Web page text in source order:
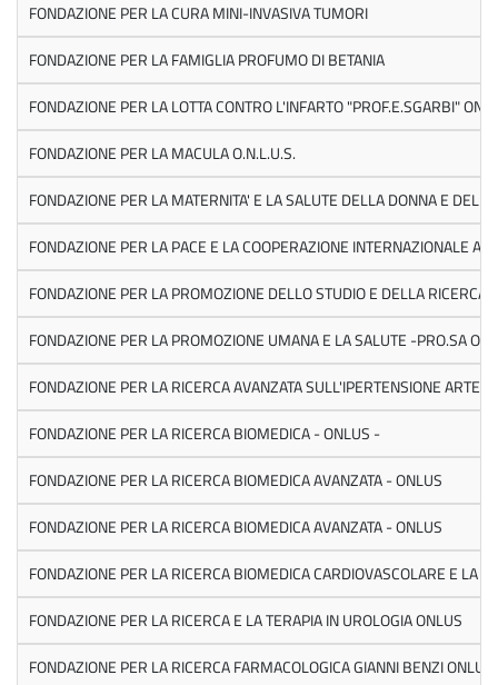
FONDAZIONE PER LA CURA MINI-INVASIVA TUMORI
FONDAZIONE PER LA FAMIGLIA PROFUMO DI BETANIA
FONDAZIONE PER LA LOTTA CONTRO L'INFARTO "PROF.E.SGARBI"
FONDAZIONE PER LA MACULA O.N.L.U.S.
FONDAZIONE PER LA MATERNITA' E LA SALUTE DELLA DONNA E DEL
FONDAZIONE PER LA PACE E LA COOPERAZIONE INTERNAZIONALE
FONDAZIONE PER LA PROMOZIONE DELLO STUDIO E DELLA RICERCA
FONDAZIONE PER LA PROMOZIONE UMANA E LA SALUTE -PRO.SA
FONDAZIONE PER LA RICERCA AVANZATA SULL'IPERTENSIONE
FONDAZIONE PER LA RICERCA BIOMEDICA - ONLUS -
FONDAZIONE PER LA RICERCA BIOMEDICA AVANZATA - ONLUS
FONDAZIONE PER LA RICERCA BIOMEDICA AVANZATA - ONLUS
FONDAZIONE PER LA RICERCA BIOMEDICA CARDIOVASCOLARE E LA
FONDAZIONE PER LA RICERCA E LA TERAPIA IN UROLOGIA ONLUS
FONDAZIONE PER LA RICERCA FARMACOLOGICA GIANNI BENZI ONLUS